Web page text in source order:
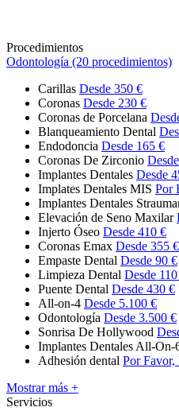
Procedimientos
Odontología (20 procedimientos)
Carillas Desde 350 €
Coronas Desde 230 €
Coronas de Porcelana
Blanqueamiento Dental
Endodoncia Desde 165 €
Coronas De Zirconio
Implantes Dentales Desde
Implates Dentales MIS Por
Implantes Dentales
Elevación de Seno Maxilar
Injerto Óseo Desde 410 €
Coronas Emax Desde 355 €
Empaste Dental Desde 90 €
Limpieza Dental Desde
Puente Dental Desde 430 €
All-on-4 Desde 5.100 €
Odontología Desde 3.500 €
Sonrisa De Hollywood
Implantes Dentales All-On-
Adhesión dental Por Favor,
Mostrar más +
Servicios